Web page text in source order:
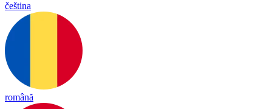
čeština
română